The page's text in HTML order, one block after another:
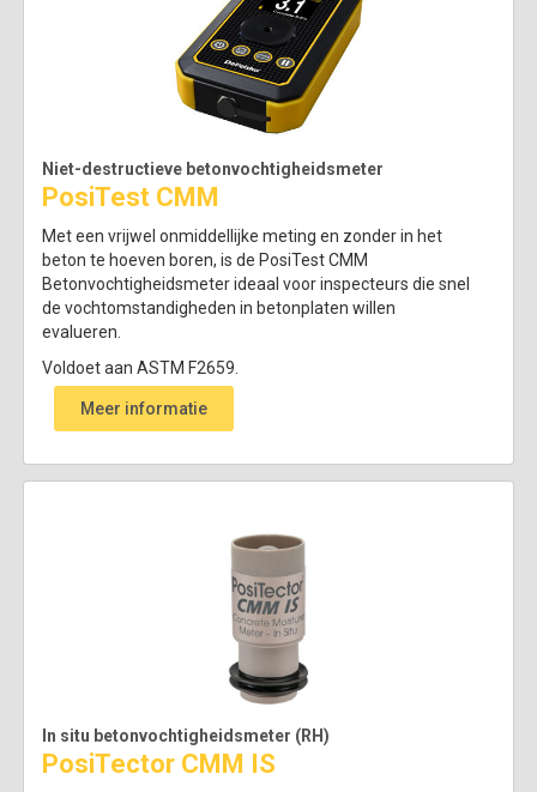
Niet-destructieve betonvochtigheidsmeter
PosiTest CMM
Met een vrijwel onmiddellijke meting en zonder in het
beton te hoeven boren, is de PosiTest CMM
Betonvochtigheidsmeter ideaal voor inspecteurs die snel
de vochtomstandigheden in betonplaten willen
evalueren.
Voldoet aan ASTM F2659.
Meer informatie
In situ betonvochtigheidsmeter (RH)
PosiTector CMM IS